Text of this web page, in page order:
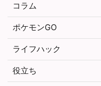
コラム
ポケモンGO
ライフハック
役立ち